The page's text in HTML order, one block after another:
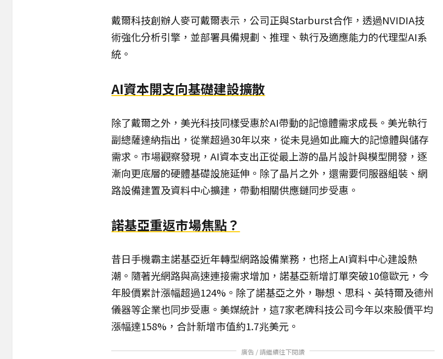
戴爾科技創辦人麥可戴爾表示，公司正與Starburst合作，透過NVIDIA技
術強化分析引擎，並部署具備規劃、推理、執行及適應能力的代理型AI系
統。
AI資本開支向基礎建設擴散
除了戴爾之外，美光科技同樣受惠於AI帶動的記憶體需求成長。美光執行
副總薩達納指出，從業超過30年以來，從未見過如此龐大的記憶體與儲存
需求。市場觀察發現，AI資本支出正從最上游的晶片設計與模型開發，逐
漸向更底層的硬體基礎設施延伸。除了晶片之外，還需要伺服器組裝、網
路設備建置及資料中心擴建，帶動相關供應鏈同步受惠。
諾基亞重返市場焦點？
昔日手機霸主諾基亞近年轉型網路設備業務，也搭上AI資料中心建設熱
潮。隨著光網路與高速連接需求增加，諾基亞新增訂單突破10億歐元，今
年股價累計漲幅超過124%。除了諾基亞之外，聯想、思科、英特爾及德州
儀器等企業也同步受惠。美媒統計，這7家老牌科技公司今年以來股價平均
漲幅達158%，合計新增市值約1.7兆美元。
廣告 / 請繼續往下閱讀